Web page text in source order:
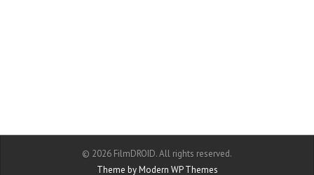
© 2026 FilmDROID. All rights reserved.
Theme by Modern WP Themes